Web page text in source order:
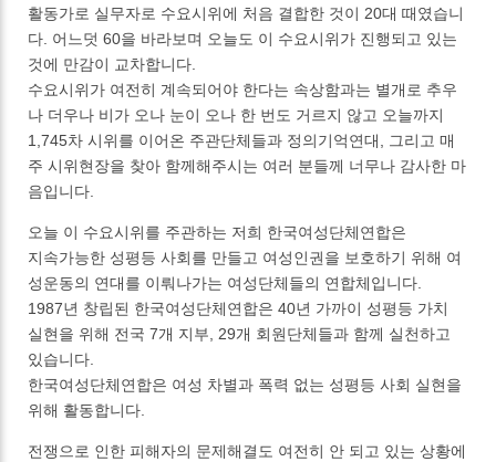
활동가로 실무자로 수요시위에 처음 결합한 것이 20대 때였습니
다. 어느덧 60을 바라보며 오늘도 이 수요시위가 진행되고 있는
것에 만감이 교차합니다.
수요시위가 여전히 계속되어야 한다는 속상함과는 별개로 추우
나 더우나 비가 오나 눈이 오나 한 번도 거르지 않고 오늘까지
1,745차 시위를 이어온 주관단체들과 정의기억연대, 그리고 매
주 시위현장을 찾아 함께해주시는 여러 분들께 너무나 감사한 마
음입니다.
오늘 이 수요시위를 주관하는 저희 한국여성단체연합은
지속가능한 성평등 사회를 만들고 여성인권을 보호하기 위해 여
성운동의 연대를 이뤄나가는 여성단체들의 연합체입니다.
1987년 창립된 한국여성단체연합은 40년 가까이 성평등 가치
실현을 위해 전국 7개 지부, 29개 회원단체들과 함께 실천하고
있습니다.
한국여성단체연합은 여성 차별과 폭력 없는 성평등 사회 실현을
위해 활동합니다.
전쟁으로 인한 피해자의 문제해결도 여전히 안 되고 있는 상황에